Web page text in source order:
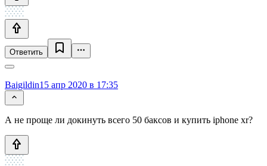
Ответить
Baigildin15 апр 2020 в 17:35
А не проще ли докинуть всего 50 баксов и купить iphone xr?